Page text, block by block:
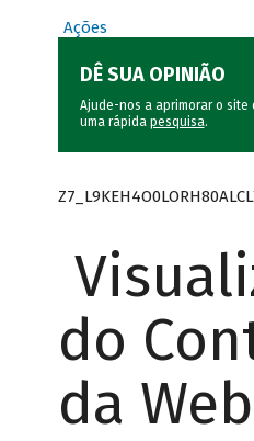
Ações
DÊ SUA OPINIÃO
Ajude-nos a aprimorar o site
uma rápida pesquisa.
do
da Web